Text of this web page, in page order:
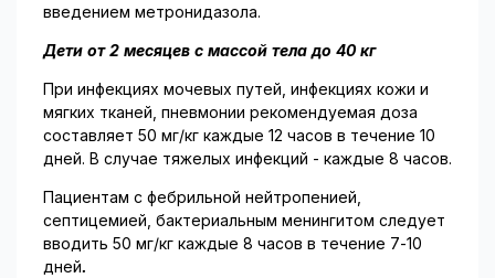
введением метронидазола.
Дети от 2 месяцев с массой тела до 40 кг
При инфекциях мочевых путей, инфекциях кожи и
мягких тканей, пневмонии рекомендуемая доза
составляет 50 мг/кг каждые 12 часов в течение 10
дней. В случае тяжелых инфекций - каждые 8 часов.
Пациентам с фебрильной нейтропенией,
септицемией, бактериальным менингитом следует
вводить 50 мг/кг каждые 8 часов в течение 7-10
дней.